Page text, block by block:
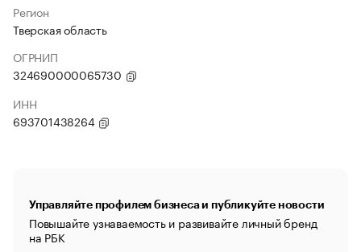
Регион
Тверская область
ОГРНИП
324690000065730
ИНН
693701438264
Управляйте профилем бизнеса и публикуйте новости
Повышайте узнаваемость и развивайте личный бренд
на РБК